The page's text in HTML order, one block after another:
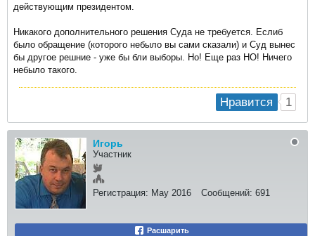
действующим президентом.
Никакого дополнительного решения Суда не требуется. Еслиб
было обращение (которого небыло вы сами сказали) и Суд вынес
бы другое решние - уже бы бли выборы. Но! Еще раз НО! Ничего
небыло такого.
Нравится 1
Игорь
Участник
Регистрация: May 2016 Сообщений: 691
Расшарить